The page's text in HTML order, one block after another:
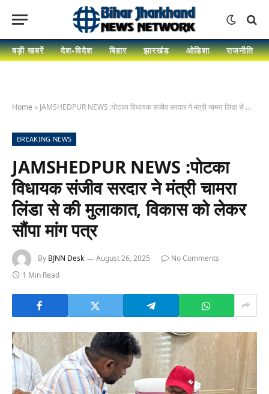
बड़ी खबरें देश-विदेश बिहार झारखंड ओडिशा राजनीति
Home » JAMSHEDPUR NEWS :पोटका विधायक संजीव सरदार ने मंत्री चामरा लिंडा से की मुलाकात, विकास को लेकर सौंपा मांग पत्र
BREAKING NEWS
JAMSHEDPUR NEWS :पोटका
विधायक संजीव सरदार ने मंत्री चामरा
लिंडा से की मुलाकात, विकास को लेकर
सौंपा मांग पत्र
By BJNN Desk August 26, 2025
No Comments
1 Min Read